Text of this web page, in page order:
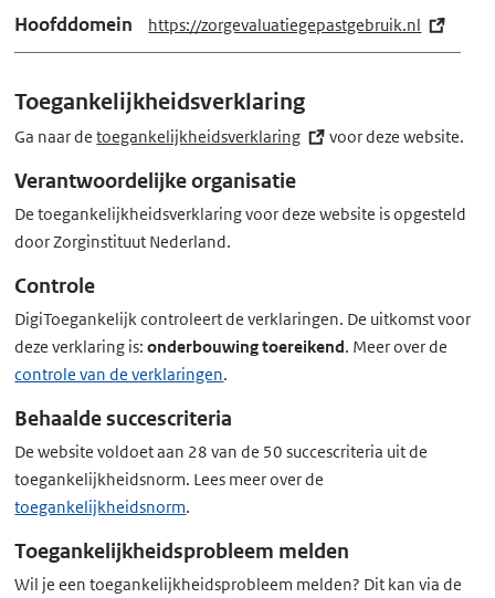
Hoofddomein https://zorgevaluatiegepastgebruik.nl (e
x
r
l
Toegankelijkheidsverklaring
Ga naar detoegankelijkheidsverklaring (externe
voor deze website.
Verantwoordelijke organisatie
De toegankelijkheidsverklaring voor deze website is opgesteld
door Zorginstituut Nederland.
Controle
DigiToegankelijk controleert de verklaringen. De uitkomst voor
deze verklaring is:onderbouwing toereikend. Meer over de
controle van de verklaringen.
Behaalde succescriteria
De website voldoet aan 28 van de 50 succescriteria uit de
toegankelijkheidsnorm. Lees meer over de
toegankelijkheidsnorm.
Toegankelijkheidsprobleem melden
Wil je een toegankelijkheidsprobleem melden? Dit kan via de